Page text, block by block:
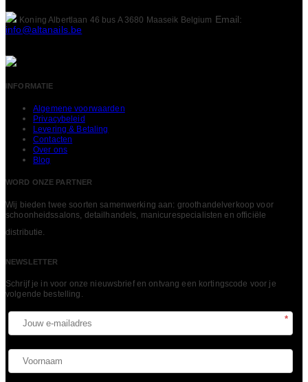
Koning Albertlaan 46 bus A 3680 Maaseik Belgium Email:
info@altanails.be
INFORMATIE
Algemene voorwaarden
Privacybeleid
Levering & Betaling
Contacten
Over ons
Blog
WORD ONZE PARTNER
Wij bieden twee soorten samenwerking aan: groothandelverkoop voor
schoonheidssalons, detailhandels, manicurespecialisten en officiële
distributie.
NEWSLETTER
Schrijf je in voor onze nieuwsbrief en ontvang een kortingscode voor je
volgende bestelling.​
*